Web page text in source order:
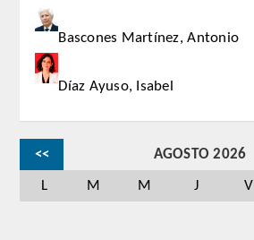
HISTÓRICO DE ACADÉMICOS
Número
Honor
Correspondientes
Correspondientes Extranjeros
Bascones Martínez, Antonio
Díaz Ayuso, Isabel
<< AGOSTO 2026
L M M J V